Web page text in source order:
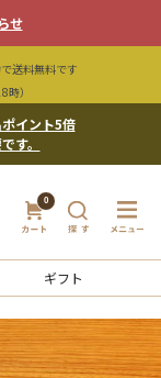
せ
送料無料です
時）
イント5倍
す。
0
ギフト